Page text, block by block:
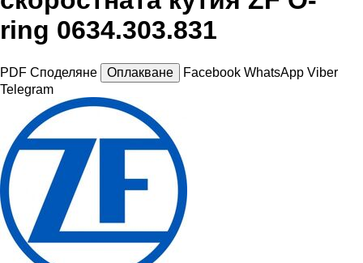
ring 0634.303.831
PDF Споделяне Оплакване Facebook WhatsApp Viber
Telegram